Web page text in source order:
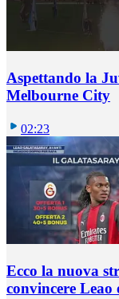
Aspettando la
Melbourne City
02:23
Ecco la nuova
convincere Leao